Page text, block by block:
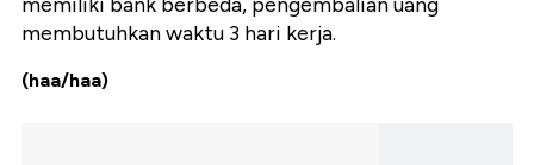
membutuhkan waktu 3 hari kerja.
(haa/haa)